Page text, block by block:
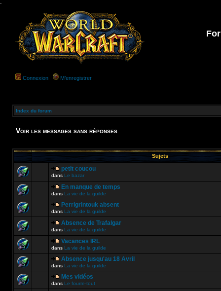
-
Connexion M’enregistrer
Index du forum
Voir les messages sans réponses
Sujets
petit coucou
dans Le bazar
En manque de temps
dans La vie de la guilde
Perrigrintouk absent
dans La vie de la guilde
Absence de Trafalgar
dans La vie de la guilde
Vacances IRL
dans La vie de la guilde
Absence jusqu'au 18 Avril
dans La vie de la guilde
Mes vidéos
dans Le fourre-tout